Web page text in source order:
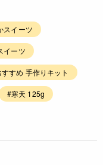
スイーツ
イーツ
すめ 手作りキット
#寒天 125g